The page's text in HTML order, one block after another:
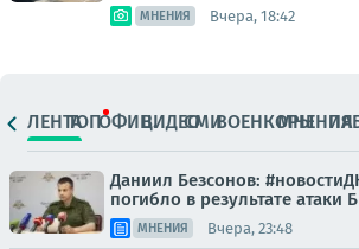
МНЕНИЯ Вчера, 18:42
ЛЕНТАТОПОФИЦ.ВИДЕОСМИВОЕНКОРЫМНЕНИЯ
Даниил Безсонов:
погибло в результате атаки
МНЕНИЯ Вчера, 23:48